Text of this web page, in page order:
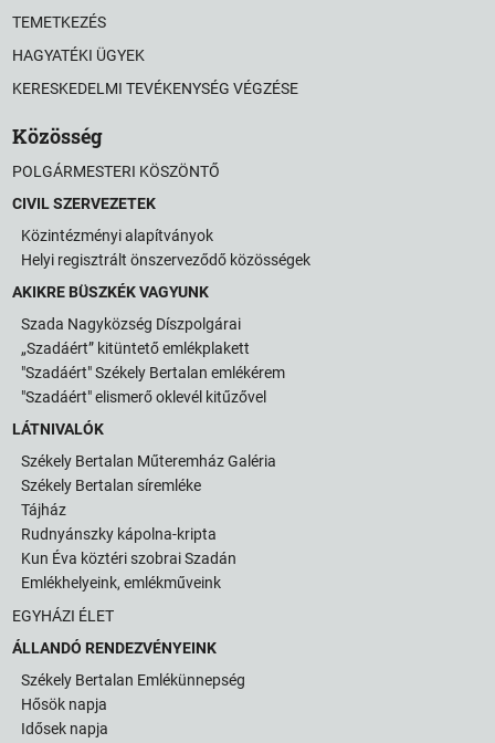
TEMETKEZÉS
HAGYATÉKI ÜGYEK
KERESKEDELMI TEVÉKENYSÉG VÉGZÉSE
Közösség
POLGÁRMESTERI KÖSZÖNTŐ
CIVIL SZERVEZETEK
Közintézményi alapítványok
Helyi regisztrált önszerveződő közösségek
AKIKRE BÜSZKÉK VAGYUNK
Szada Nagyközség Díszpolgárai
„Szadáért” kitüntető emlékplakett
"Szadáért" Székely Bertalan emlékérem
"Szadáért" elismerő oklevél kitűzővel
LÁTNIVALÓK
Székely Bertalan Műteremház Galéria
Székely Bertalan síremléke
Tájház
Rudnyánszky kápolna-kripta
Kun Éva köztéri szobrai Szadán
Emlékhelyeink, emlékműveink
EGYHÁZI ÉLET
ÁLLANDÓ RENDEZVÉNYEINK
Székely Bertalan Emlékünnepség
Hősök napja
Idősek napja